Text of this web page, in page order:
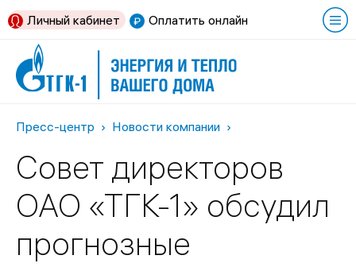
Оплатить онлайн
Личный кабинет
Пресс-центр Новости компании
Совет директоров
ОАО «ТГК-1» обсудил
прогнозные